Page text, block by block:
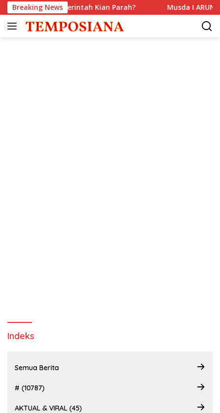
Langsung
ke
konten
Breaking News
Pemerintah Kian Parah? Musda I ARUN
Indeks
Semua Berita
# (10787)
AKTUAL & VIRAL (45)